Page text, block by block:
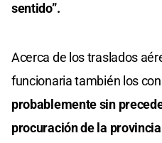
sentido”.
Acerca de los traslados
funcionaria también los
probablemente sin
procuración de la